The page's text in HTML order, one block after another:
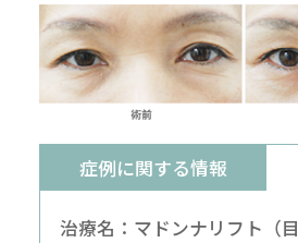
症例に関する情報
治療名：マドンナリフト（